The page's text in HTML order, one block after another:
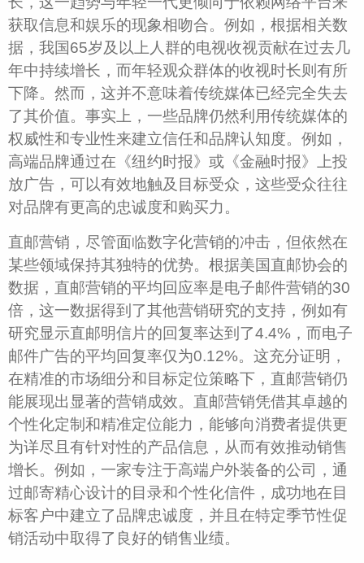
获取信息和娱乐的现象相吻合。例如，根据相关数
据，我国65岁及以上人群的电视收视贡献在过去几
年中持续增长，而年轻观众群体的收视时长则有所
下降。然而，这并不意味着传统媒体已经完全失去
了其价值。事实上，一些品牌仍然利用传统媒体的
权威性和专业性来建立信任和品牌认知度。例如，
高端品牌通过在《纽约时报》或《金融时报》上投
放广告，可以有效地触及目标受众，这些受众往往
对品牌有更高的忠诚度和购买力。
直邮营销，尽管面临数字化营销的冲击，但依然在
某些领域保持其独特的优势。根据美国直邮协会的
数据，直邮营销的平均回应率是电子邮件营销的30
倍，这一数据得到了其他营销研究的支持，例如有
研究显示直邮明信片的回复率达到了4.4%，而电子
邮件广告的平均回复率仅为0.12%。这充分证明，
在精准的市场细分和目标定位策略下，直邮营销仍
能展现出显著的营销成效。直邮营销凭借其卓越的
个性化定制和精准定位能力，能够向消费者提供更
为详尽且有针对性的产品信息，从而有效推动销售
增长。例如，一家专注于高端户外装备的公司，通
过邮寄精心设计的目录和个性化信件，成功地在目
标客户中建立了品牌忠诚度，并且在特定季节性促
销活动中取得了良好的销售业绩。